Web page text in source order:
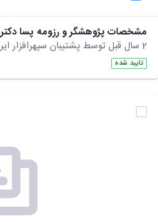
مشخصات پژوهشگر و رزومه پسا دکتری
تایید شده